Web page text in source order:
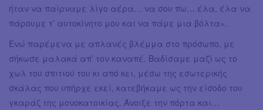
ήταν να παίρναμε λίγο αέρα… να σου πω… έλα, έλα να
πάρουμε τ’ αυτοκίνητο μου και να πάμε μια βόλτα».
Ενώ παρέμενα με απλανές βλέμμα στο πρόσωπο, με
σήκωσε μαλακά απ’ τον καναπέ. Βαδίσαμε μαζί ως το
χωλ του σπιτιού του κι από κει, μέσω της εσωτερικής
σκάλας που υπήρχε εκεί, κατεβήκαμε ως την είσοδο του
γκαράζ της μονοκατοικίας. Άνοιξε την πόρτα και…